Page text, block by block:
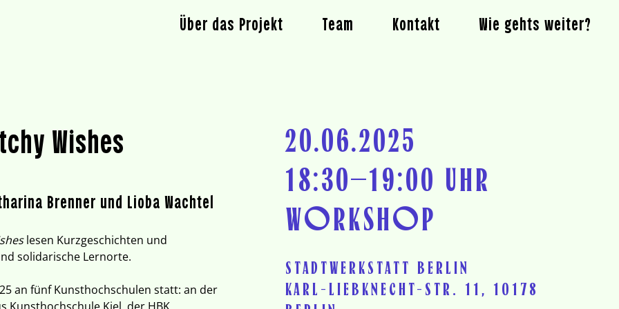
Über das Projekt Team Kontakt Wie gehts weiter?
Wishes
Brenner und Lioba Wachtel
lesen Kurzgeschichten und
solidarische Lernorte.
an fünf Kunsthochschulen statt: an der
20.06.2025
18:30–19:00 UHR
WORKSHOP
STADTWERKSTATT BERLIN
KARL-LIEBKNECHT-STR. 11, 10178